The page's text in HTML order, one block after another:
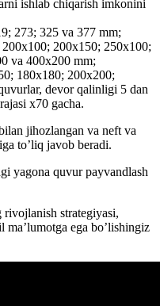
ishlab chiqarish imkonini
273; 325 va 377 mm;
200х150; 250х100;
va 400х200 mm;
180х180; 200х200;
devor qalinligi 5 dan
х70 gacha.
jihozlangan va neft va
to’liq javob beradi.
yagona quvur payvandlash
strategiyasi,
ma’lumotga ega bo’lishingiz